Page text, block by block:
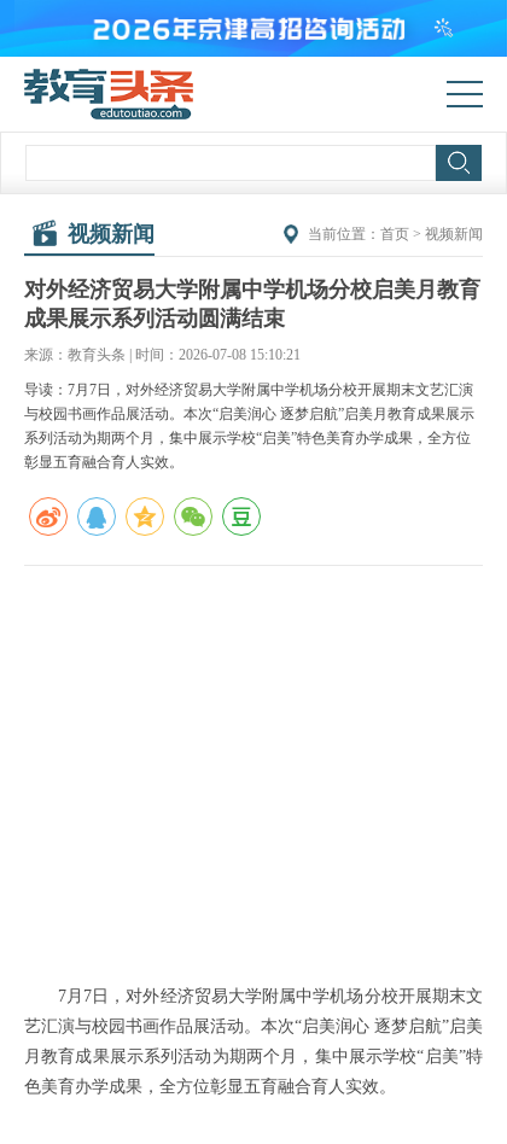
视频新闻 当前位置： 首页 > 视频新闻
对外经济贸易大学附属中学机场分校启美月教育
成果展示系列活动圆满结束
来源：教育头条 | 时间：2026-07-08 15:10:21
导读：7月7日，对外经济贸易大学附属中学机场分校开展期末文艺汇演
与校园书画作品展活动。本次“启美润心 逐梦启航”启美月教育成果展示
系列活动为期两个月，集中展示学校“启美”特色美育办学成果，全方位
彰显五育融合育人实效。
7月7日，对外经济贸易大学附属中学机场分校开展期末文
艺汇演与校园书画作品展活动。本次“启美润心 逐梦启航”启美
月教育成果展示系列活动为期两个月，集中展示学校“启美”特
色美育办学成果，全方位彰显五育融合育人实效。